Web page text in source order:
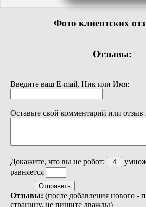
Фото клиентских
Отзывы:
Введите ваш E-mail, Ник или Имя:
Оставьте свой комментарий или
Докажите, что вы не робот:
равняется
Отзывы: (после добавления нового -
страницу, не пишите дважды)